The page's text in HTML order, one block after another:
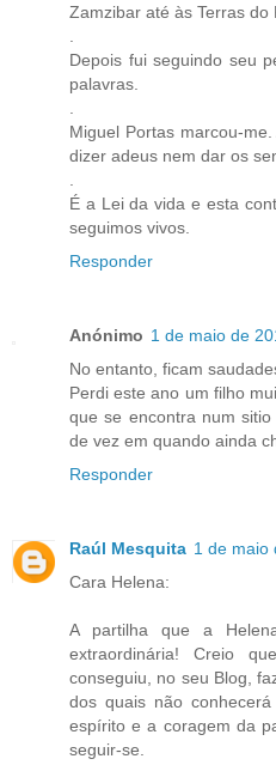
Zamzibar até às Terras do
Depois fui seguindo seu
palavras.
Miguel Portas marcou-
dizer adeus nem dar os
É a Lei da vida e esta
seguimos vivos.
Responder
Anónimo 1 de maio de
No entanto, ficam
Perdi este ano um filho
que se encontra num
de vez em quando ainda
Responder
Raúl Mesquita 1 de maio
Cara Helena:
A partilha que a
extraordinária! Creio
conseguiu, no seu Blog,
dos quais não
espírito e a coragem da
seguir-se.